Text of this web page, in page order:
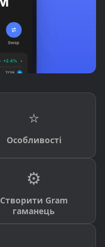
⭐
Особливості
⚙️
Створити Gram
гаманець